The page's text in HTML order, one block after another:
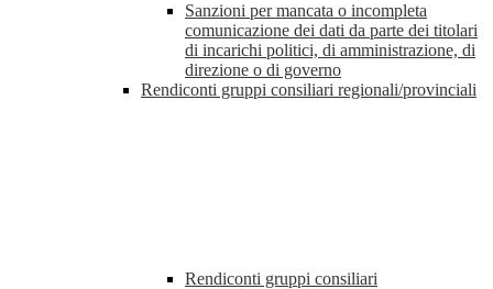
Sanzioni per mancata o incompleta
comunicazione dei dati da parte dei titolari
di incarichi politici, di amministrazione, di
direzione o di governo
Rendiconti gruppi consiliari regionali/provinciali
Rendiconti gruppi consiliari